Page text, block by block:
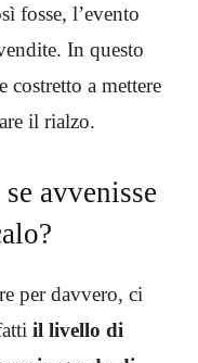
fosse, l’evento
In questo
costretto a mettere
il rialzo.
avvenisse
per davvero, ci
il livello di